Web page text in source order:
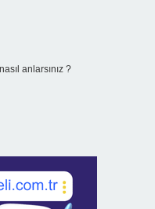
anlarsınız ?